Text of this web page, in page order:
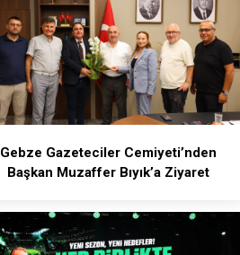
Gebze Gazeteciler Cemiyeti’nden
Başkan Muzaffer Bıyık’a Ziyaret